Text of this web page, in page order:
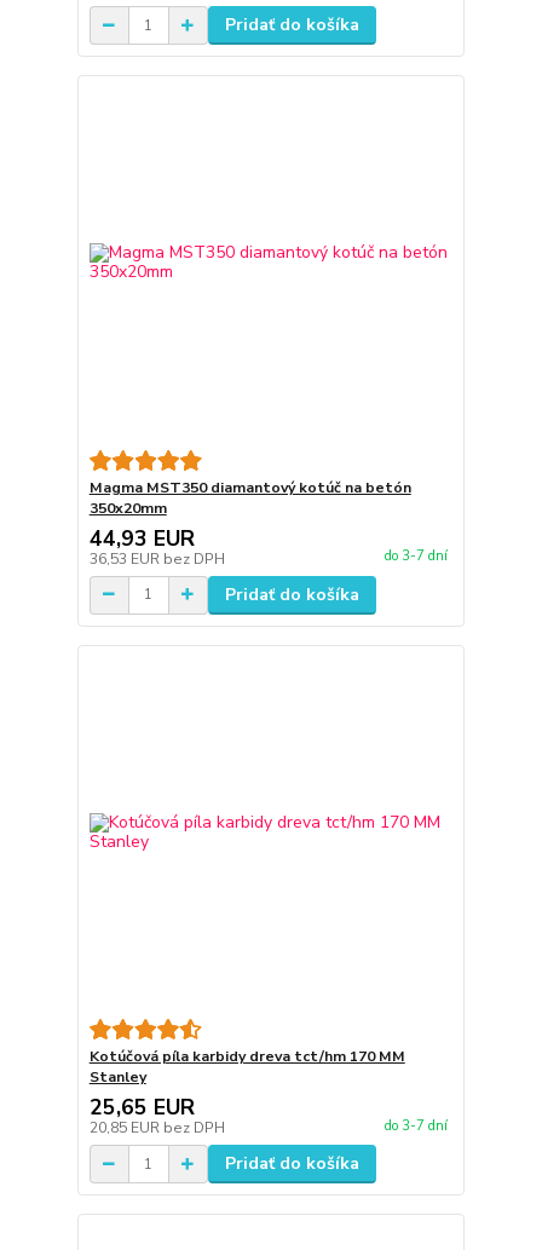
Pridať do košíka
Magma MST350 diamantový kotúč na betón
350x20mm
44,93 EUR
36,53 EUR bez DPH do 3-7 dní
Pridať do košíka
Kotúčová píla karbidy dreva tct/hm 170 MM
Stanley
25,65 EUR
20,85 EUR bez DPH do 3-7 dní
Pridať do košíka